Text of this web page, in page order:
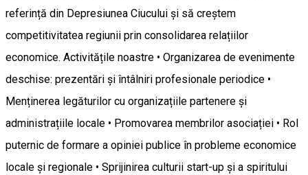
referință din Depresiunea Ciucului și să creștem
competitivitatea regiunii prin consolidarea relațiilor
economice. Activitățile noastre • Organizarea de evenimente
deschise: prezentări și întâlniri profesionale periodice •
Menținerea legăturilor cu organizațiile partenere și
administrațiile locale • Promovarea membrilor asociației • Rol
puternic de formare a opiniei publice în probleme economice
locale și regionale • Sprijinirea culturii start-up și a spiritului